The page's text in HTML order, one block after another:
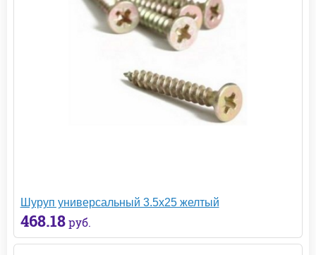
Шуруп универсальный 3.5х25 желтый
468.18 руб.